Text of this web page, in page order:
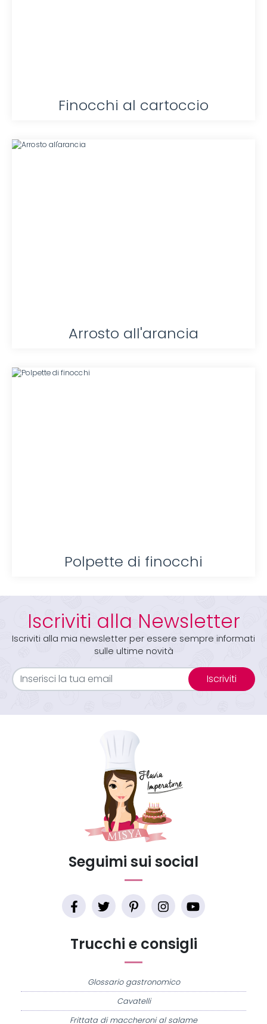
Finocchi al cartoccio
Arrosto all'arancia
Polpette di finocchi
Iscriviti alla Newsletter
Iscriviti alla mia newsletter per essere sempre informati
sulle ultime novità
Iscriviti
Trucchi e consigli
Glossario gastronomico
Cavatelli
Frittata di maccheroni al salame
Seguimi sui social